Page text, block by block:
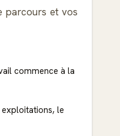
parcours et vos
commence à la
le